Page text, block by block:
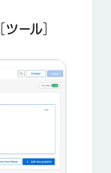
ツール